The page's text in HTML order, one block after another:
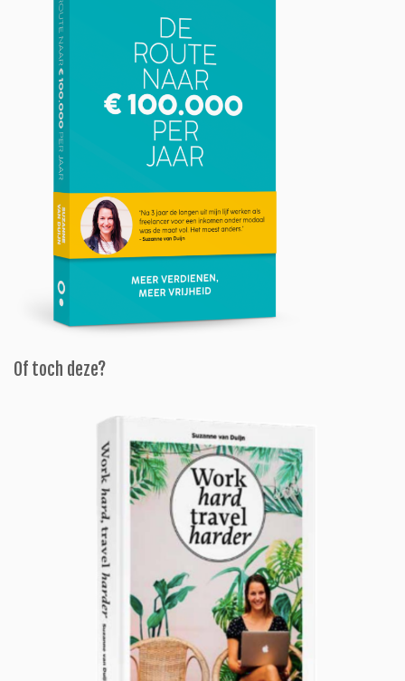
Of toch deze?